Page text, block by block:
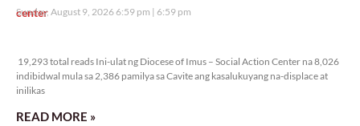
center
Sunday, August 9, 2026 6:59 pm 6:59 pm
19,293 total reads Ini-ulat ng Diocese of Imus – Social Action Center na 8,026
indibidwal mula sa 2,386 pamilya sa Cavite ang kasalukuyang na-displace at
inilikas
READ MORE »